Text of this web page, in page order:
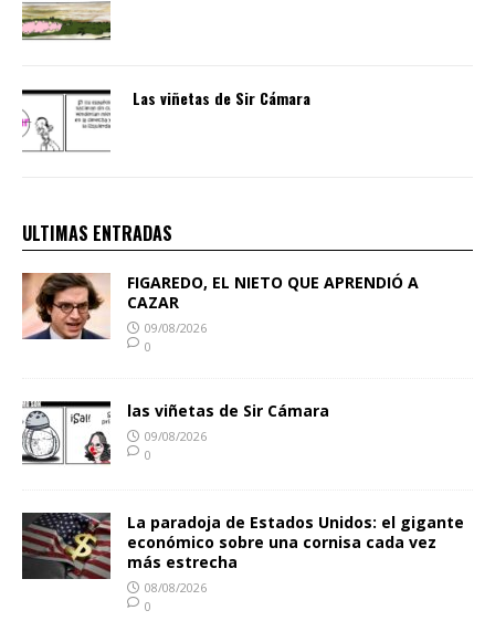
Las viñetas de Sir Cámara
ULTIMAS ENTRADAS
FIGAREDO, EL NIETO QUE APRENDIÓ A
CAZAR
09/08/2026
0
las viñetas de Sir Cámara
09/08/2026
0
La paradoja de Estados Unidos: el gigante
económico sobre una cornisa cada vez
más estrecha
08/08/2026
0